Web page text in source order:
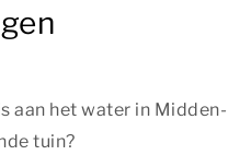
aan het water in Midden-
tuin?